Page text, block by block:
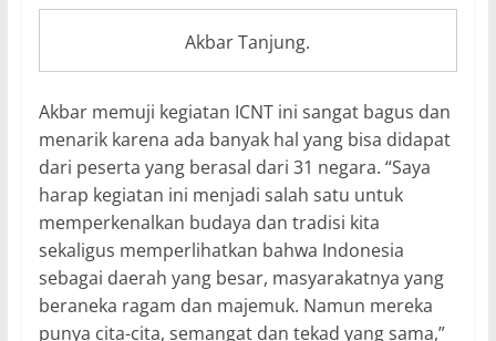
Akbar Tanjung.
Akbar memuji kegiatan ICNT ini sangat bagus dan
menarik karena ada banyak hal yang bisa didapat
dari peserta yang berasal dari 31 negara. “Saya
harap kegiatan ini menjadi salah satu untuk
memperkenalkan budaya dan tradisi kita
sekaligus memperlihatkan bahwa Indonesia
sebagai daerah yang besar, masyarakatnya yang
beraneka ragam dan majemuk. Namun mereka
punya cita-cita, semangat dan tekad yang sama,”